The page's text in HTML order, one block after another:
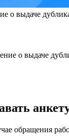
обращения